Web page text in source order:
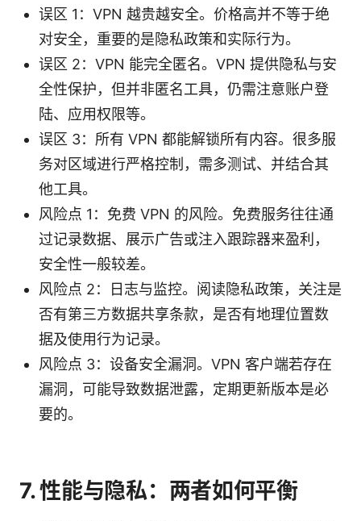
误区 1：VPN 越贵越安全。价格高并不等于绝
对安全，重要的是隐私政策和实际行为。
误区 2：VPN 能完全匿名。VPN 提供隐私与安
全性保护，但并非匿名工具，仍需注意账户登
陆、应用权限等。
误区 3：所有 VPN 都能解锁所有内容。很多服
务对区域进行严格控制，需多测试、并结合其
他工具。
风险点 1：免费 VPN 的风险。免费服务往往通
过记录数据、展示广告或注入跟踪器来盈利，
安全性一般较差。
风险点 2：日志与监控。阅读隐私政策，关注是
否有第三方数据共享条款，是否有地理位置数
据及使用行为记录。
风险点 3：设备安全漏洞。VPN 客户端若存在
漏洞，可能导致数据泄露，定期更新版本是必
要的。
7. 性能与隐私：两者如何平衡